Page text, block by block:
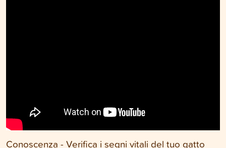
Conoscenza - Verifica i segni vitali del tuo gatto